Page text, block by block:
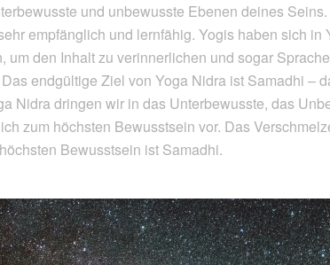
und unbewusste Ebenen deines
empfänglich und lernfähig. Yogis haben sich
um den Inhalt zu verinnerlichen und sogar
endgültige Ziel von Yoga Nidra ist Samadhi –
Nidra dringen wir in das Unterbewusste, das
zum höchsten Bewusstsein vor. Das
Bewusstsein ist Samadhi.